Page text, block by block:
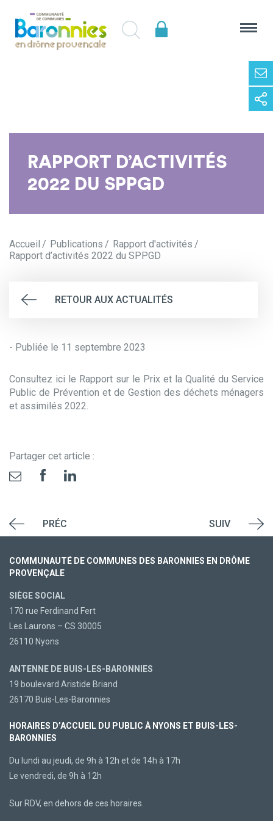
RAPPORT D’ACTIVITÉS
2022 DU SPPGD
Accueil Publications
Rapport d'activités
Rapport d’activités 2022 du SPPGD
RETOUR AUX ACTUALITÉS
- Publiée le 11 septembre 2023
Consultez ici le Rapport sur le Prix et la Qualité du Service
Public de Prévention et de Gestion des déchets ménagers
et assimilés 2022.
Partager cet article :
PRÉC SUIV
COMMUNAUTÉ DE COMMUNES DES BARONNIES EN DRÔME
PROVENÇALE
SIÈGE SOCIAL
170 rue Ferdinand Fert
Les Laurons – CS 30005
26110 Nyons
ANTENNE DE BUIS-LES-BARONNIES
19 boulevard Aristide Briand
26170 Buis-Les-Baronnies
HORAIRES D’ACCUEIL DU PUBLIC À NYONS ET BUIS-LES-
BARONNIES
Du lundi au jeudi, de 9h à 12h et de 14h à 17h
Le vendredi, de 9h à 12h
Sur RDV, en dehors de ces horaires.